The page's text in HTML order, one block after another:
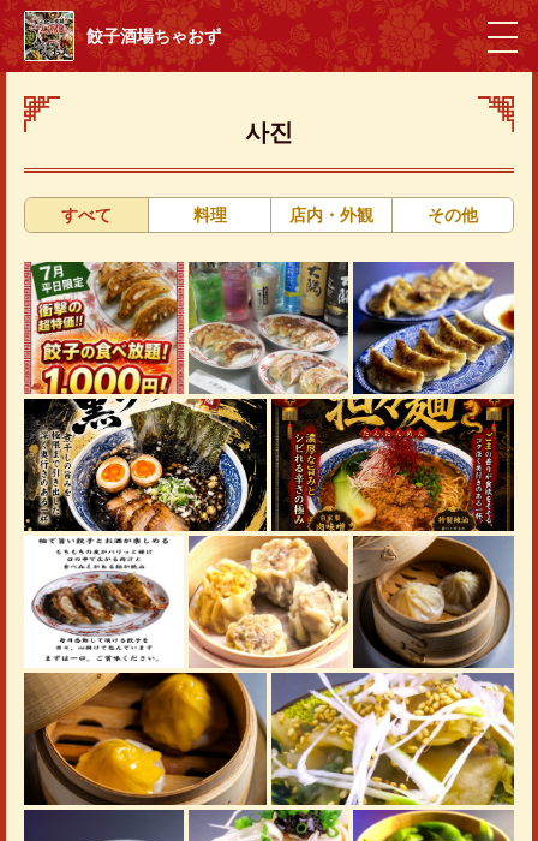
餃子酒場ちゃおず
사진
すべて 料理 店内・外観 その他